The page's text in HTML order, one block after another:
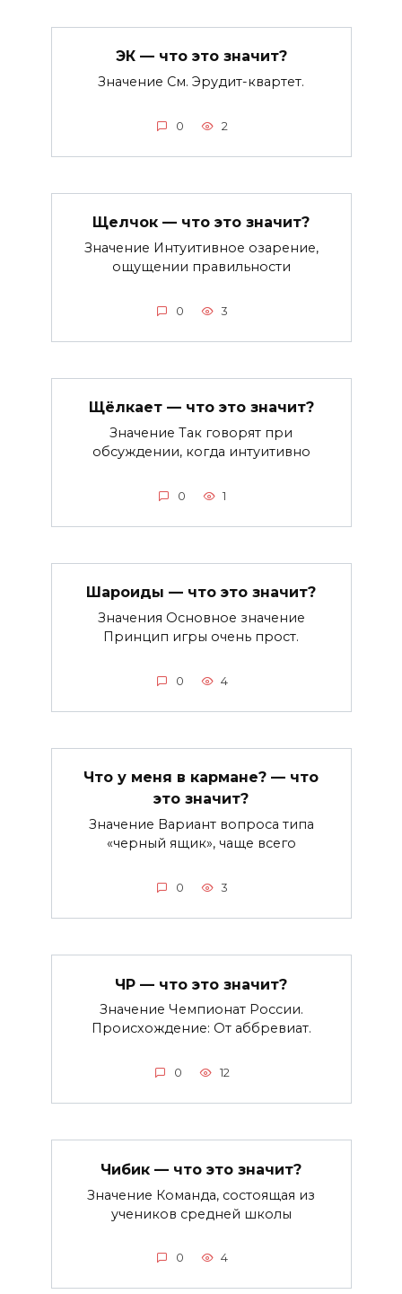
ЭК — что это значит?
Значение См. Эрудит-квартет.
0 2
Щелчок — что это значит?
Значение Интуитивное озарение,
ощущении правильности
0 3
Щёлкает — что это значит?
Значение Так говорят при
обсуждении, когда интуитивно
0 1
Шароиды — что это значит?
Значения Основное значение
Принцип игры очень прост.
0 4
Что у меня в кармане? — что
это значит?
Значение Вариант вопроса типа
«черный ящик», чаще всего
0 3
ЧР — что это значит?
Значение Чемпионат России.
Происхождение: От аббревиат.
0 12
Чибик — что это значит?
Значение Команда, состоящая из
учеников средней школы
0 4